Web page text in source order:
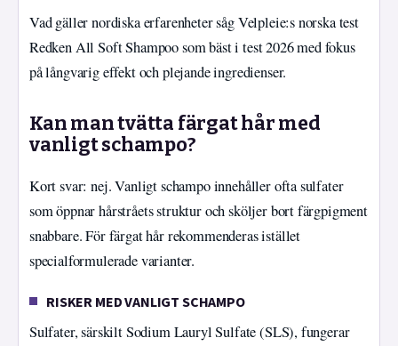
Vad gäller nordiska erfarenheter såg Velpleie:s norska test
Redken All Soft Shampoo som bäst i test 2026 med fokus
på långvarig effekt och plejande ingredienser.
Kan man tvätta färgat hår med
vanligt schampo?
Kort svar: nej. Vanligt schampo innehåller ofta sulfater
som öppnar hårstråets struktur och sköljer bort färgpigment
snabbare. För färgat hår rekommenderas istället
specialformulerade varianter.
RISKER MED VANLIGT SCHAMPO
Sulfater, särskilt Sodium Lauryl Sulfate (SLS), fungerar